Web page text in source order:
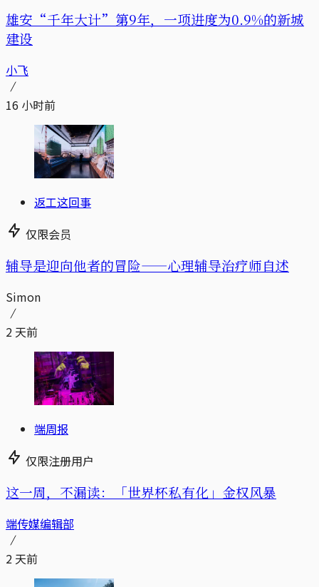
雄安“千年大计”第9年，一项进度为0.9%的新城
建设
小飞
16 小时前
返工这回事
仅限会员
辅导是迎向他者的冒险——心理辅导治疗师自述
Simon
2 天前
端周报
仅限注册用户
这一周，不漏读：「世界杯私有化」金权风暴
端传媒编辑部
2 天前